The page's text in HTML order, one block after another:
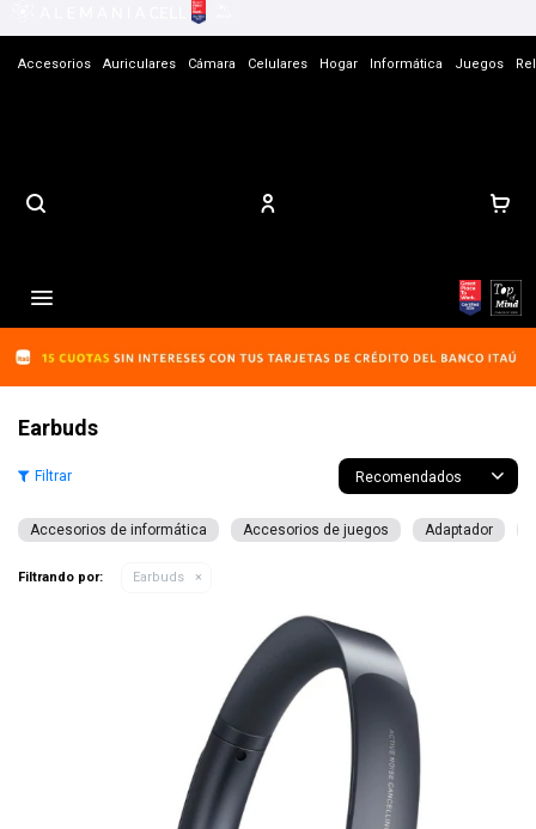
Accesorios Auriculares Cámara Celulares Hogar Informática Juegos

Earbuds
Recomendados
Accesorios de informática Accesorios de juegos Adaptador
Filtrando por: Earbuds